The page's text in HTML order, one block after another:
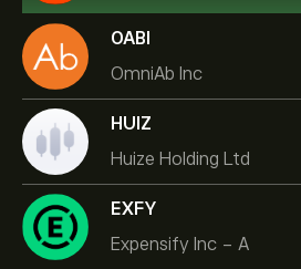
OABI
OmniAb Inc
HUIZ
Huize Holding Ltd
EXFY
Expensify Inc - A